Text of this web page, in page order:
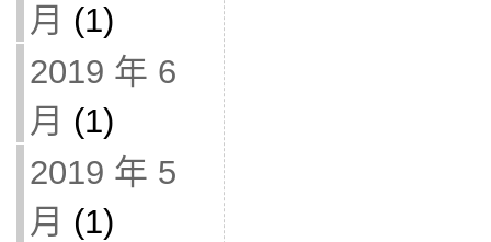
月 (1)
2019 年 6
月 (1)
2019 年 5
月 (1)